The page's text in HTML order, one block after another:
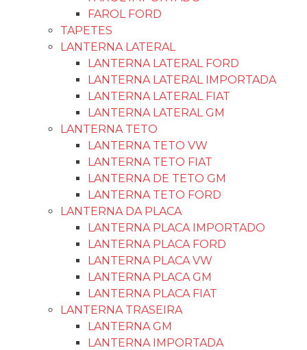
FAROL FORD
TAPETES
LANTERNA LATERAL
LANTERNA LATERAL FORD
LANTERNA LATERAL IMPORTADA
LANTERNA LATERAL FIAT
LANTERNA LATERAL GM
LANTERNA TETO
LANTERNA TETO VW
LANTERNA TETO FIAT
LANTERNA DE TETO GM
LANTERNA TETO FORD
LANTERNA DA PLACA
LANTERNA PLACA IMPORTADO
LANTERNA PLACA FORD
LANTERNA PLACA VW
LANTERNA PLACA GM
LANTERNA PLACA FIAT
LANTERNA TRASEIRA
LANTERNA GM
LANTERNA IMPORTADA